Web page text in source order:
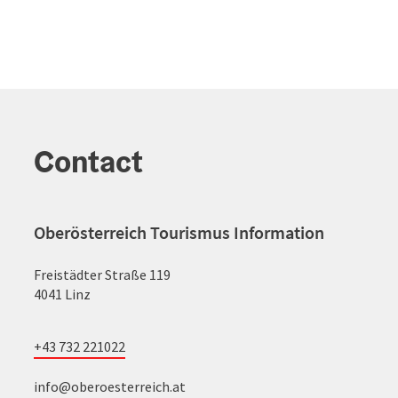
Contact
Oberösterreich Tourismus Information
Freistädter Straße 119
4041 Linz
+43 732 221022
info@oberoesterreich.at